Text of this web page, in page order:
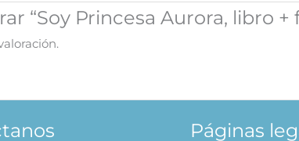
“Soy Princesa Aurora, libro +
Páginas